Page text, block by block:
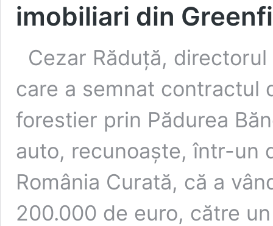
imobiliari din
Cezar Răduță,
care a semnat contractul
forestier prin Pădurea
auto, recunoaște, într-un
România Curată, că a
200.000 de euro, către